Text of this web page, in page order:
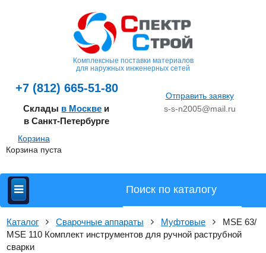
Комплексные поставки материалов
для наружных инженерных сетей
+7 (812) 665-51-80
Склады в Москве и
в Санкт-Петербурге
Отправить заявку
s-s-n2005@mail.ru
Корзина
Корзина пуста
Каталог Сварочные аппараты Муфтовые
MSE 63/
MSE 110 Комплект инструментов для ручной раструбной
сварки